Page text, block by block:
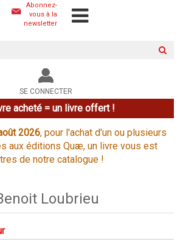
Abonnez-
vous à la
newsletter
le
site
SE CONNECTER
acheté = un livre offert !
2026, pour l'achat d'un ou plusieurs
aux éditions Quæ, un livre vous est
de notre catalogue !
Loubrieu